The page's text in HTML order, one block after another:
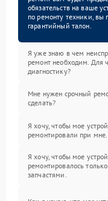
обязательств на ваше
по ремонту техники, вы
гарантийный талон.
Я уже знаю в чем
ремонт необходим. Для
диагностику?
Мне нужен срочный
сделать?
Я хочу, чтобы мое
ремонтировали при мне.
Я хочу, чтобы мое
ремонтировалось
запчастями.